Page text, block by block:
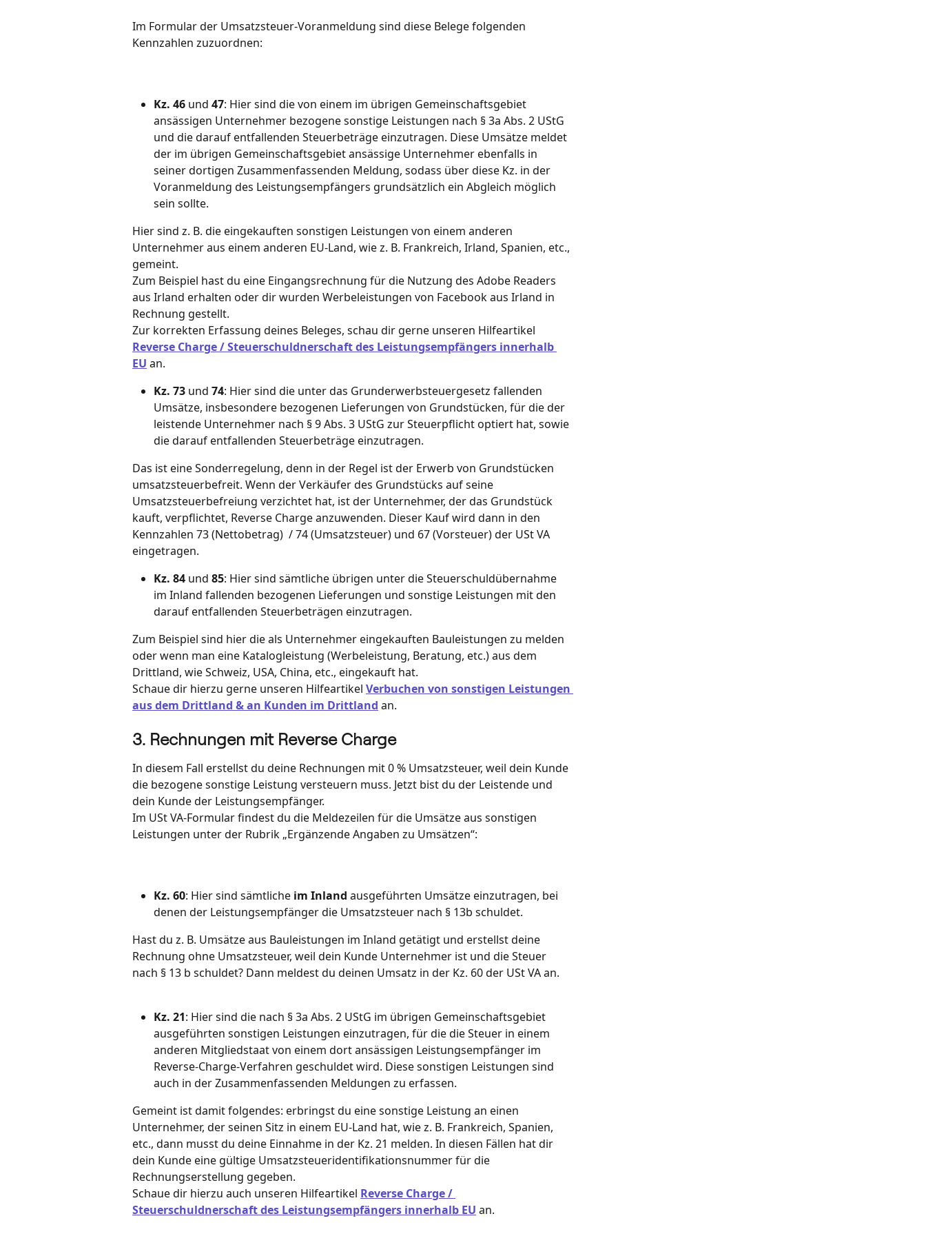
Im Formular der Umsatzsteuer-Voranmeldung sind diese Belege folgenden
Kennzahlen zuzuordnen:
Kz. 46 und 47: Hier sind die von einem im übrigen Gemeinschaftsgebiet
ansässigen Unternehmer bezogene sonstige Leistungen nach § 3a Abs. 2 UStG
und die darauf entfallenden Steuerbeträge einzutragen. Diese Umsätze meldet
der im übrigen Gemeinschaftsgebiet ansässige Unternehmer ebenfalls in
seiner dortigen Zusammenfassenden Meldung, sodass über diese Kz. in der
Voranmeldung des Leistungsempfängers grundsätzlich ein Abgleich möglich
sein sollte.
Hier sind z. B. die eingekauften sonstigen Leistungen von einem anderen
Unternehmer aus einem anderen EU-Land, wie z. B. Frankreich, Irland, Spanien, etc.,
gemeint.
Zum Beispiel hast du eine Eingangsrechnung für die Nutzung des Adobe Readers
aus Irland erhalten oder dir wurden Werbeleistungen von Facebook aus Irland in
Rechnung gestellt.
Zur korrekten Erfassung deines Beleges, schau dir gerne unseren Hilfeartikel
Reverse Charge / Steuerschuldnerschaft des Leistungsempfängers innerhalb
EU an.
Kz. 73 und 74: Hier sind die unter das Grunderwerbsteuergesetz fallenden
Umsätze, insbesondere bezogenen Lieferungen von Grundstücken, für die der
leistende Unternehmer nach § 9 Abs. 3 UStG zur Steuerpflicht optiert hat, sowie
die darauf entfallenden Steuerbeträge einzutragen.
Das ist eine Sonderregelung, denn in der Regel ist der Erwerb von Grundstücken
umsatzsteuerbefreit. Wenn der Verkäufer des Grundstücks auf seine
Umsatzsteuerbefreiung verzichtet hat, ist der Unternehmer, der das Grundstück
kauft, verpflichtet, Reverse Charge anzuwenden. Dieser Kauf wird dann in den
Kennzahlen 73 (Nettobetrag)  / 74 (Umsatzsteuer) und 67 (Vorsteuer) der USt VA
eingetragen.
Kz. 84 und 85: Hier sind sämtliche übrigen unter die Steuerschuldübernahme
im Inland fallenden bezogenen Lieferungen und sonstige Leistungen mit den
darauf entfallenden Steuerbeträgen einzutragen.
Zum Beispiel sind hier die als Unternehmer eingekauften Bauleistungen zu melden
oder wenn man eine Katalogleistung (Werbeleistung, Beratung, etc.) aus dem
Drittland, wie Schweiz, USA, China, etc., eingekauft hat.
Schaue dir hierzu gerne unseren Hilfeartikel Verbuchen von sonstigen Leistungen
aus dem Drittland & an Kunden im Drittland an.
3. Rechnungen mit Reverse Charge
In diesem Fall erstellst du deine Rechnungen mit 0 % Umsatzsteuer, weil dein Kunde
die bezogene sonstige Leistung versteuern muss. Jetzt bist du der Leistende und
dein Kunde der Leistungsempfänger.
Im USt VA-Formular findest du die Meldezeilen für die Umsätze aus sonstigen
Leistungen unter der Rubrik „Ergänzende Angaben zu Umsätzen“:
Kz. 60: Hier sind sämtliche im Inland ausgeführten Umsätze einzutragen, bei
denen der Leistungsempfänger die Umsatzsteuer nach § 13b schuldet.
Hast du z. B. Umsätze aus Bauleistungen im Inland getätigt und erstellst deine
Rechnung ohne Umsatzsteuer, weil dein Kunde Unternehmer ist und die Steuer
nach § 13 b schuldet? Dann meldest du deinen Umsatz in der Kz. 60 der USt VA an.
Kz. 21: Hier sind die nach § 3a Abs. 2 UStG im übrigen Gemeinschaftsgebiet
ausgeführten sonstigen Leistungen einzutragen, für die die Steuer in einem
anderen Mitgliedstaat von einem dort ansässigen Leistungsempfänger im
Reverse-Charge-Verfahren geschuldet wird. Diese sonstigen Leistungen sind
auch in der Zusammenfassenden Meldungen zu erfassen.
Gemeint ist damit folgendes: erbringst du eine sonstige Leistung an einen
Unternehmer, der seinen Sitz in einem EU-Land hat, wie z. B. Frankreich, Spanien,
etc., dann musst du deine Einnahme in der Kz. 21 melden. In diesen Fällen hat dir
dein Kunde eine gültige Umsatzsteueridentifikationsnummer für die
Rechnungserstellung gegeben.
Schaue dir hierzu auch unseren Hilfeartikel Reverse Charge /
Steuerschuldnerschaft des Leistungsempfängers innerhalb EU an.